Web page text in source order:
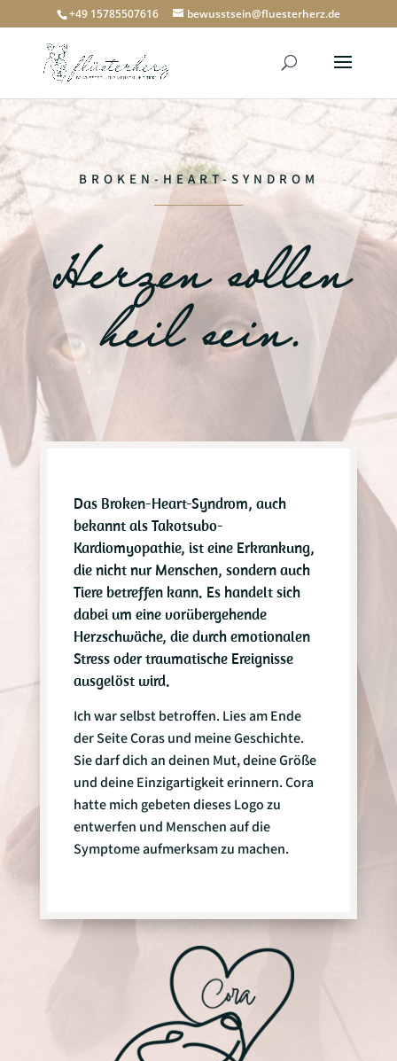
+49 15785507616 bewusstsein@fluesterherz.de
BROKEN-HEART-SYNDROM
Herzen sollen
heil sein.
Das Broken-Heart-Syndrom, auch
bekannt als Takotsubo-
Kardiomyopathie, ist eine Erkrankung,
die nicht nur Menschen, sondern auch
Tiere betreffen kann. Es handelt sich
dabei um eine vorübergehende
Herzschwäche, die durch emotionalen
Stress oder traumatische Ereignisse
ausgelöst wird.
Ich war selbst betroffen. Lies am Ende
der Seite Coras und meine Geschichte.
Sie darf dich an deinen Mut,deine Größe
und deine Einzigartigkeit erinnern. Cora
hatte mich gebeten dieses Logo zu
entwerfen und Menschen auf die
Symptome aufmerksam zu machen.